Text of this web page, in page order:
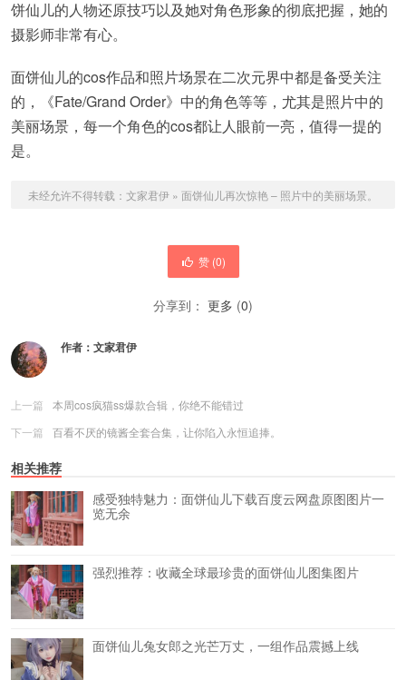
饼仙儿的人物还原技巧以及她对角色形象的彻底把握，她的
摄影师非常有心。
面饼仙儿的cos作品和照片场景在二次元界中都是备受关注
的，《Fate/Grand Order》中的角色等等，尤其是照片中的
美丽场景，每一个角色的cos都让人眼前一亮，值得一提的
是。
未经允许不得转载： 文家君伊 » 面饼仙儿再次惊艳 – 照片中的美丽场景。
赞 (0)
分享到： 更多 (0)
作者： 文家君伊
上一篇
本周cos疯猫ss爆款合辑，你绝不能错过
下一篇
百看不厌的镜酱全套合集，让你陷入永恒追捧。
相关推荐
感受独特魅力：面饼仙儿下载百度云网盘原图图片一
览无余
强烈推荐：收藏全球最珍贵的面饼仙儿图集图片
面饼仙儿兔女郎之光芒万丈，一组作品震撼上线